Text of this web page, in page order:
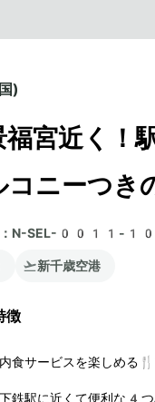
)
福宮近く！
コニーつき
N-SEL-0011-
新千歳空港
徴
食サービスを楽しめる
鉄駅に近くて便利な4